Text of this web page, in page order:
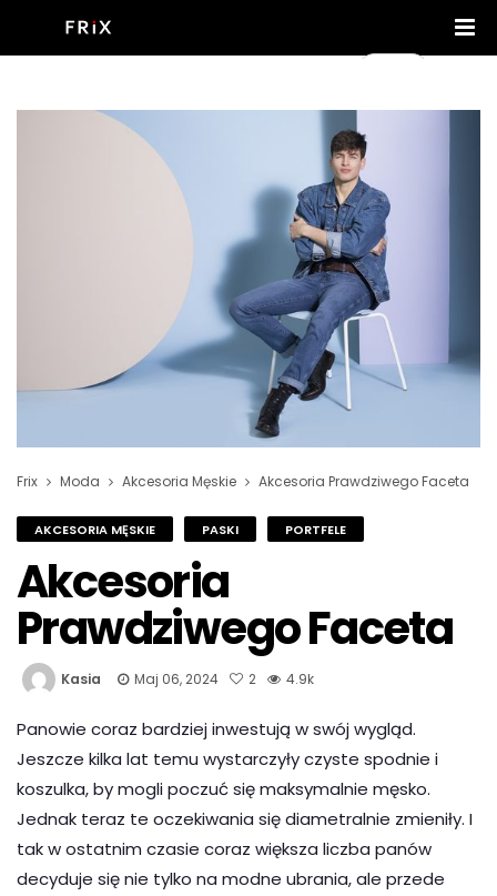
Frix Moda Akcesoria Męskie Akcesoria Prawdziwego Faceta
AKCESORIA MĘSKIE PASKI PORTFELE
Akcesoria
Prawdziwego Faceta
Kasia Maj 06, 2024 2 4.9k
Panowie coraz bardziej inwestują w swój wygląd.
Jeszcze kilka lat temu wystarczyły czyste spodnie i
koszulka, by mogli poczuć się maksymalnie męsko.
Jednak teraz te oczekiwania się diametralnie zmieniły. I
tak w ostatnim czasie coraz większa liczba panów
decyduje się nie tylko na modne ubrania, ale przede